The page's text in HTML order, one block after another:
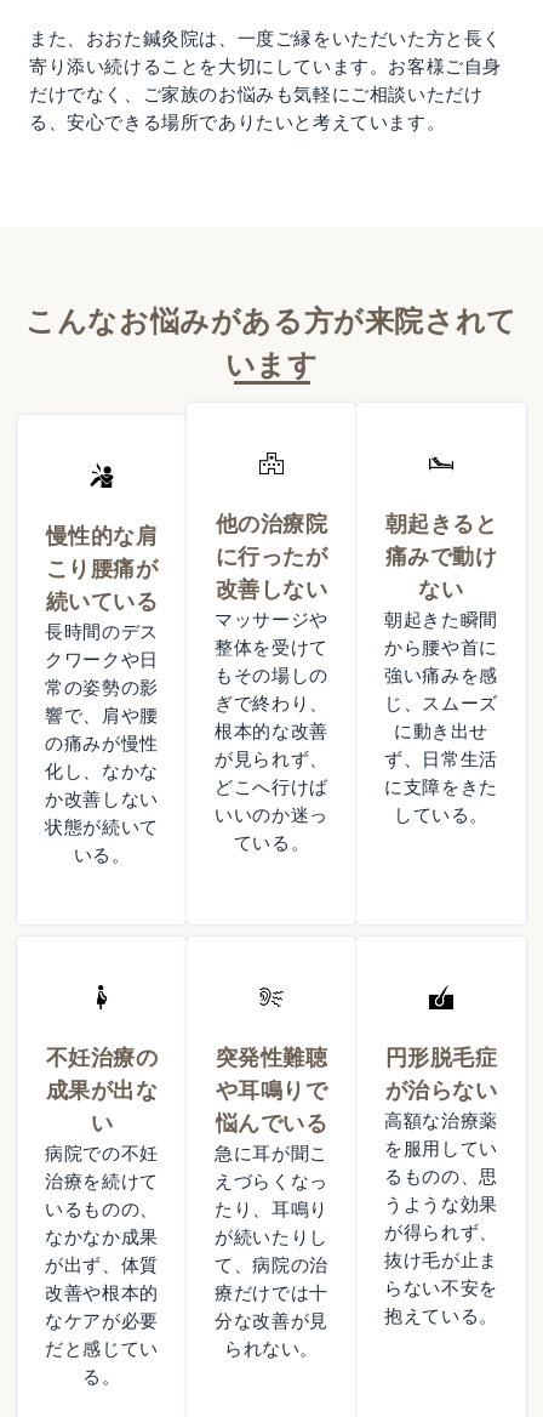
また、おおた鍼灸院は、一度ご縁をいただいた方と長く
寄り添い続けることを大切にしています。お客様ご自身
だけでなく、ご家族のお悩みも気軽にご相談いただけ
る、安心できる場所でありたいと考えています。
こんなお悩みがある方が来院されて
います
慢性的な肩
こり腰痛が
続いている
長時間のデス
クワークや日
常の姿勢の影
響で、肩や腰
の痛みが慢性
化し、なかな
か改善しない
状態が続いて
いる。
他の治療院
に行ったが
改善しない
マッサージや
整体を受けて
もその場しの
ぎで終わり、
根本的な改善
が見られず、
どこへ行けば
いいのか迷っ
ている。
朝起きると
痛みで動け
ない
朝起きた瞬間
から腰や首に
強い痛みを感
じ、スムーズ
に動き出せ
ず、日常生活
に支障をきた
している。
不妊治療の
成果が出な
い
病院での不妊
治療を続けて
いるものの、
なかなか成果
が出ず、体質
改善や根本的
なケアが必要
だと感じてい
る。
突発性難聴
や耳鳴りで
悩んでいる
急に耳が聞こ
えづらくなっ
たり、耳鳴り
が続いたりし
て、病院の治
療だけでは十
分な改善が見
られない。
円形脱毛症
が治らない
高額な治療薬
を服用してい
るものの、思
うような効果
が得られず、
抜け毛が止ま
らない不安を
抱えている。